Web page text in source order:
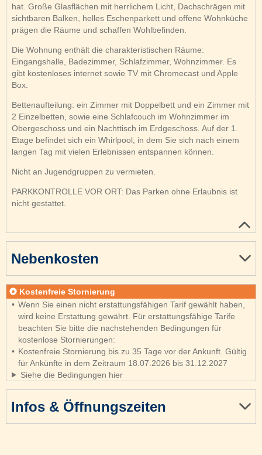
hat. Große Glasflächen mit herrlichem Licht, Dachschrägen mit
sichtbaren Balken, helles Eschenparkett und offene Wohnküche
prägen die Räume und schaffen Wohlbefinden.
Die Wohnung enthält die charakteristischen Räume:
Eingangshalle, Badezimmer, Schlafzimmer, Wohnzimmer. Es
gibt kostenloses internet sowie TV mit Chromecast und Apple
Box.
Bettenaufteilung: ein Zimmer mit Doppelbett und ein Zimmer mit
2 Einzelbetten, sowie eine Schlafcouch im Wohnzimmer im
Obergeschoss und ein Nachttisch im Erdgeschoss. Auf der 1.
Etage befindet sich ein Whirlpool, in dem Sie sich nach einem
langen Tag mit vielen Erlebnissen entspannen können.
Nicht an Jugendgruppen zu vermieten.
PARKKONTROLLE VOR ORT: Das Parken ohne Erlaubnis ist
nicht gestattet.
Infos & Öffnungszeiten
Nebenkosten
Kostenfreie Stornierung
Wenn Sie einen nicht erstattungsfähigen Tarif gewählt haben,
wird keine Erstattung gewährt. Für erstattungsfähige Tarife
beachten Sie bitte die nachstehenden Bedingungen für
kostenlose Stornierungen:
Kostenfreie Stornierung bis zu 35 Tage vor der Ankunft. Gültig
für Ankünfte in dem Zeitraum 18.07.2026 bis 31.12.2027
Siehe die Bedingungen hier